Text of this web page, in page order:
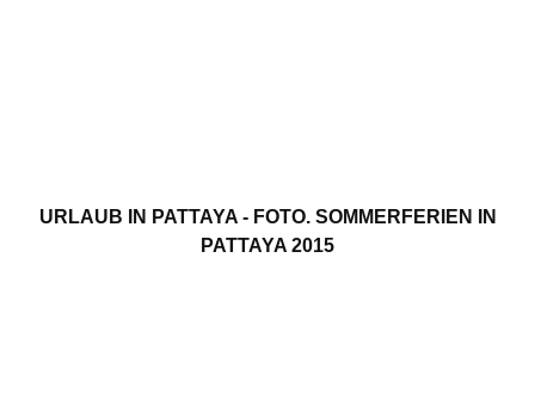
URLAUB IN PATTAYA - FOTO. SOMMERFERIEN IN
PATTAYA 2015